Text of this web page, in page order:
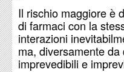
Il rischio maggiore è
di farmaci con la
interazioni
ma, diversamente
imprevedibili e